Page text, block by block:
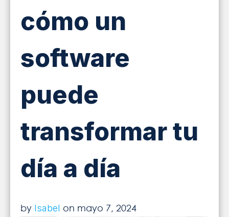
BLOG
INICIAR SESIÓN ¡SOLICITA MÁS INFORMACIÓN!
cómo un
software
puede
transformar tu
día a día
by Isabel on mayo 7, 2024